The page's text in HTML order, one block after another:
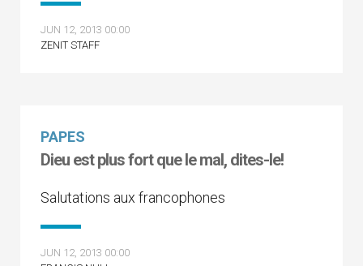
JUN 12, 2013 00:00
ZENIT STAFF
PAPES
Dieu est plus fort que le mal, dites-le!
Salutations aux francophones
JUN 12, 2013 00:00